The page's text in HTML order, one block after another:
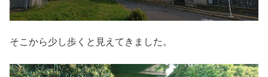
そこから少し歩くと見えてきました。